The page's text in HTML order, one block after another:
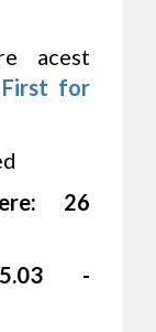
acest
First for
26
5.03 -